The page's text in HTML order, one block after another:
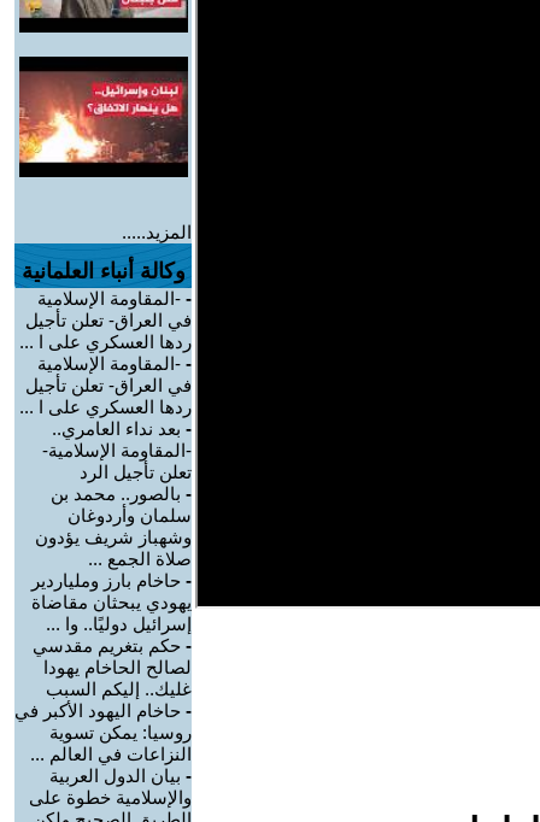
المزيد.....
وكالة أنباء العلمانية
- -المقاومة الإسلامية
في العراق- تعلن تأجيل
ردها العسكري على ا ...
- -المقاومة الإسلامية
في العراق- تعلن تأجيل
ردها العسكري على ا ...
- بعد نداء العامري..
-المقاومة الإسلامية-
تعلن تأجيل الرد
- بالصور.. محمد بن
سلمان وأردوغان
وشهباز شريف يؤدون
صلاة الجمع ...
- حاخام بارز وملياردير
يهودي يبحثان مقاضاة
إسرائيل دوليًا.. وا ...
- حكم بتغريم مقدسي
لصالح الحاخام يهودا
غليك.. إليكم السبب
- حاخام اليهود الأكبر في
روسيا: يمكن تسوية
النزاعات في العالم ...
- بيان الدول العربية
والإسلامية خطوة على